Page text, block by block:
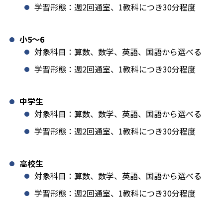
学習形態：週2回通室、1教科につき30分程度
小5〜6
対象科目：算数、数学、英語、国語から選べる
学習形態：週2回通室、1教科につき30分程度
中学生
対象科目：算数、数学、英語、国語から選べる
学習形態：週2回通室、1教科につき30分程度
高校生
対象科目：算数、数学、英語、国語から選べる
学習形態：週2回通室、1教科につき30分程度